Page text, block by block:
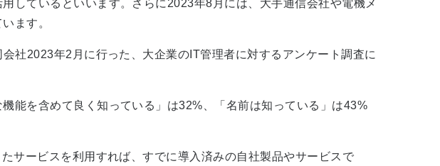
しているといいます。さらに2023年8月には、大手通信会社や電機メ
ます。
社2023年2月に行った、大企業のIT管理者に対するアンケート調査に
能を含めて良く知っている」は32%、「名前は知っている」は43%
サービスを利用すれば、すでに導入済みの自社製品やサービスで